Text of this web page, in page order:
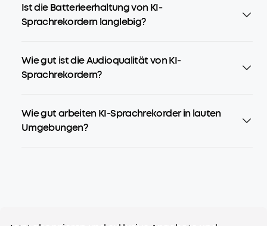
Ist die Batterieerhaltung von KI-
Sprachrekordern langlebig?
Wie gut ist die Audioqualität von KI-
Sprachrekordern?
Wie gut arbeiten KI-Sprachrekorder in lauten
Umgebungen?